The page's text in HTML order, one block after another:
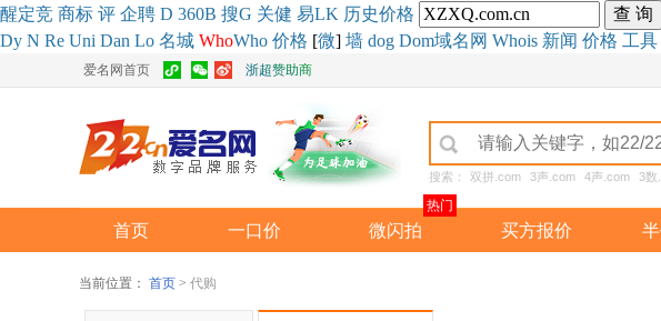
醒定竞 商标 评 企聘 D 360B 搜G 关健 易LK 历史价格
Dy N Re Uni Dan Lo 名城 WhoWho 价格 [微] 墙 dog Dom域名网 Whois 新闻 价格 工具